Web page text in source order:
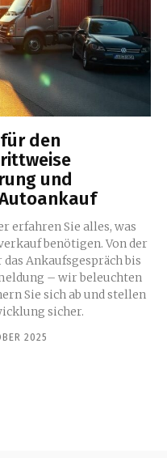
den
und
erfahren Sie alles, was
benötigen. Von der
Ankaufsgespräch bis
– wir beleuchten
Sie sich ab und stellen
sicher.
2025